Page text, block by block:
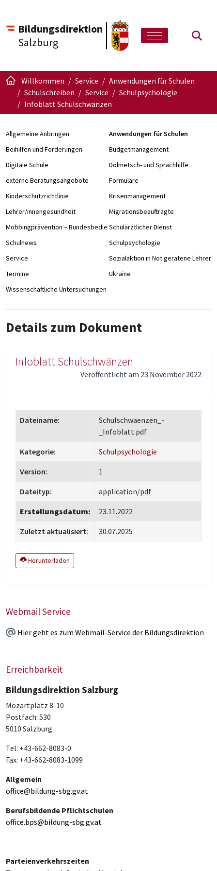
Bildungsdirektion
Salzburg
Willkommen Service
Anwendungen für Schulen
Schulschreiben
Service
Schulpsychologie
Infoblatt Schulschwänzen
Allgemeine Anbringen
Anwendungen für Schulen
Beihilfen und Förderungen
Budgetmanagement
Digitale Schule
Dolmetsch- und Sprachhilfe
externe Beratungsangebote
Formulare
Kinderschutzrichtlinie
Krisenmanagement
Lehrer/innengesundheit
Migrationsbeauftragte
Mobbingprävention – Bundesbedienstete an Schulen
Schulärztlicher Dienst
Schulnews
Schulpsychologie
Service
Sozialaktion in Not geratene Lehrer/
Termine
Ukraine
Wissenschaftliche Untersuchungen
Details zum Dokument
Infoblatt Schulschwänzen
Veröffentlicht am 23 November 2022
Dateiname:
Schulschwaenzen_-
_Infoblatt.pdf
Kategorie: Schulpsychologie
Version: 1
Dateityp: application/pdf
Erstellungsdatum: 23.11.2022
Zuletzt aktualisiert: 30.07.2025
Herunterladen
Webmail Service
Hier geht es zum Webmail-Service der Bildungsdirektion
Erreichbarkeit
Bildungsdirektion Salzburg
Mozartplatz 8-10
Postfach: 530
5010 Salzburg
Tel: +43-662-8083-0
Fax: +43-662-8083-1099
Allgemein
office@bildung-sbg.gv.at
Berufsbildende Pflichtschulen
office.bps@bildung-sbg.gv.at
Parteienverkehrszeiten